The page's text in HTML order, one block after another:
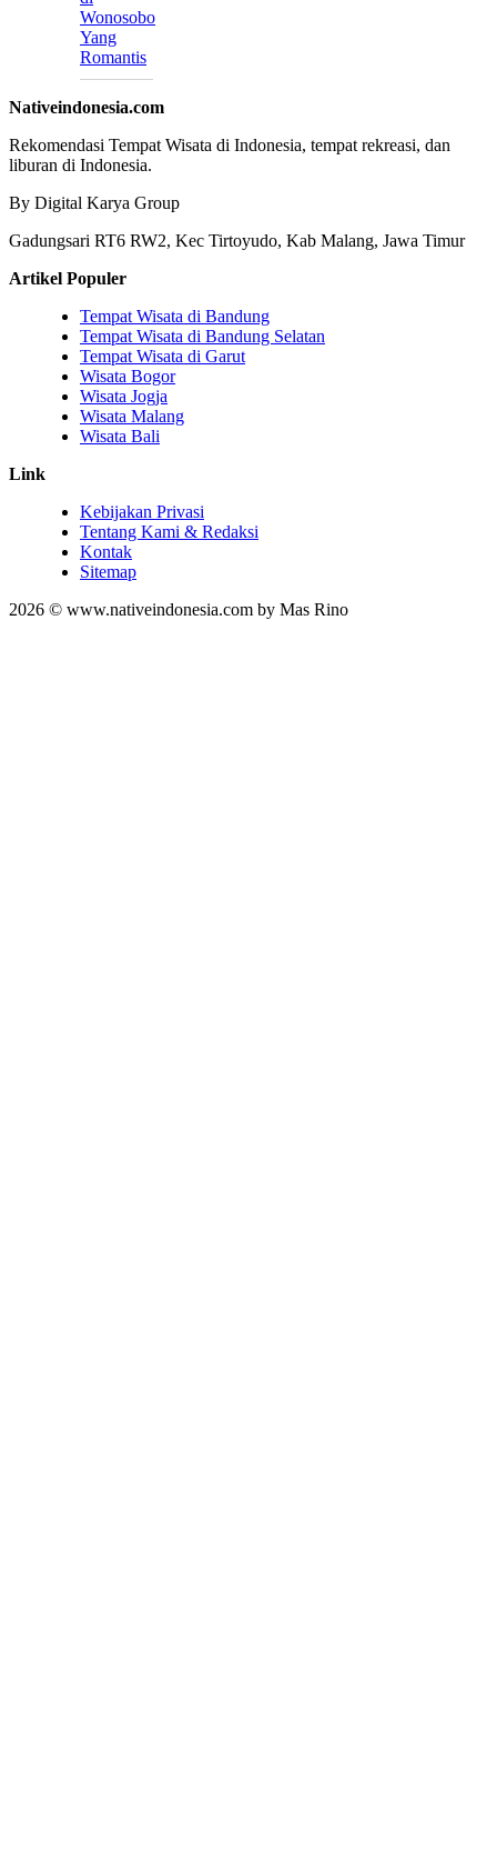
Wonosobo
Yang
Romantis
Nativeindonesia.com
Rekomendasi Tempat Wisata di Indonesia, tempat rekreasi, dan
liburan di Indonesia.
By Digital Karya Group
Gadungsari RT6 RW2, Kec Tirtoyudo, Kab Malang, Jawa Timur
Artikel Populer
Tempat Wisata di Bandung
Tempat Wisata di Bandung Selatan
Tempat Wisata di Garut
Wisata Bogor
Wisata Jogja
Wisata Malang
Wisata Bali
Link
Kebijakan Privasi
Tentang Kami & Redaksi
Kontak
Sitemap
2026 © www.nativeindonesia.com by Mas Rino